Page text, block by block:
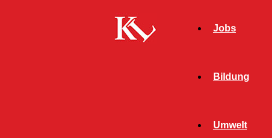
Jobs
Bildung
Umwelt